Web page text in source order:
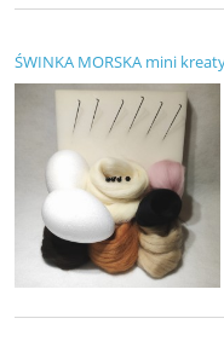
ŚWINKA MORSKA mini